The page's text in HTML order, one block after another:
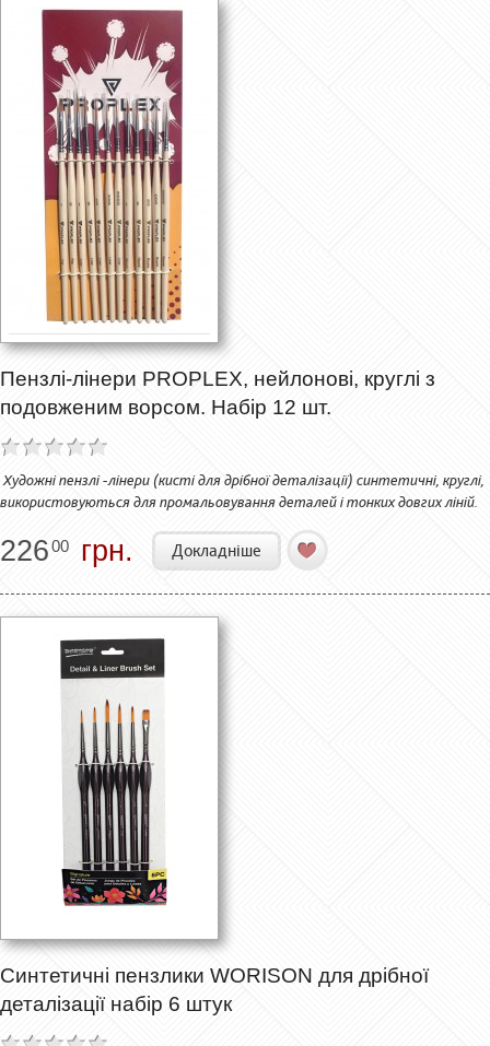
Пензлі-лінери PROPLEX, нейлонові, круглі з
подовженим ворсом. Набір 12 шт.
Художні пензлі -лінери (кисті для дрібної деталізації) синтетичні, круглі,
використовуються для промальовування деталей і тонких довгих ліній.
22600 грн. Докладніше
Синтетичні пензлики WORISON для дрібної
деталізації набір 6 штук